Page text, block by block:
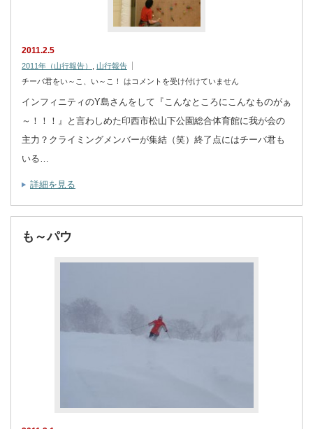
2011.2.5
2011年（山行報告）
山行報告
チーバ君をい～こ、い～こ！ は コメントを受け付けていません
インフィニティのY島さんをして『こんなところにこんなものがぁ
～！！！』と言わしめた印西市松山下公園総合体育館に我が会の
主力？クライミングメンバーが集結（笑）終了点にはチーバ君も
いる…
詳細を見る
も～パウ